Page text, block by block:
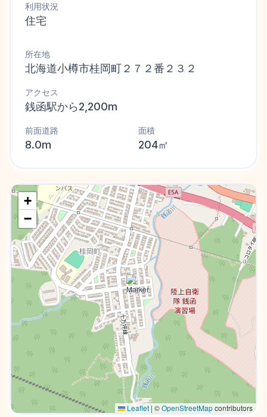
利用状況
住宅
所在地
北海道小樽市桂岡町２７２番２３２
アクセス
銭函駅から2,200m
前面道路
8.0m
面積
204㎡
+
−
Leaflet | ©OpenStreetMapcontributors